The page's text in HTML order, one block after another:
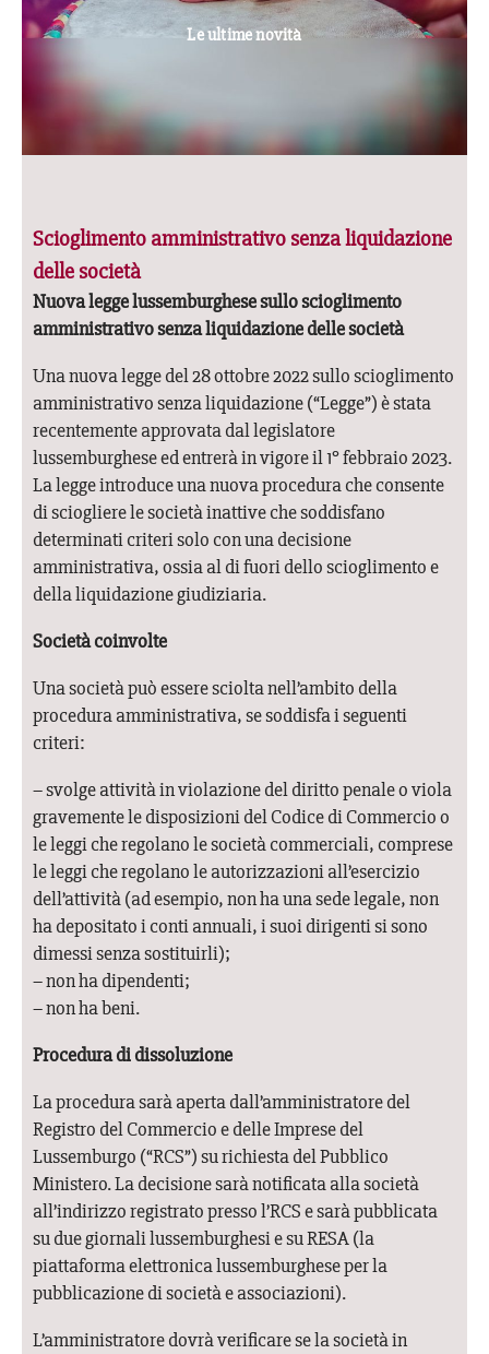
Le ultime novità
Scioglimento amministrativo senza liquidazione
delle società
Nuova legge lussemburghese sullo scioglimento
amministrativo senza liquidazione delle società
Una nuova legge del 28 ottobre 2022 sullo scioglimento
amministrativo senza liquidazione (“Legge”) è stata
recentemente approvata dal legislatore
lussemburghese ed entrerà in vigore il 1° febbraio 2023.
La legge introduce una nuova procedura che consente
di sciogliere le società inattive che soddisfano
determinati criteri solo con una decisione
amministrativa, ossia al di fuori dello scioglimento e
della liquidazione giudiziaria.
Società coinvolte
Una società può essere sciolta nell’ambito della
procedura amministrativa, se soddisfa i seguenti
criteri:
– svolge attività in violazione del diritto penale o viola
gravemente le disposizioni del Codice di Commercio o
le leggi che regolano le società commerciali, comprese
le leggi che regolano le autorizzazioni all’esercizio
dell’attività (ad esempio, non ha una sede legale, non
ha depositato i conti annuali, i suoi dirigenti si sono
dimessi senza sostituirli);
– non ha dipendenti;
– non ha beni.
Procedura di dissoluzione
La procedura sarà aperta dall’amministratore del
Registro del Commercio e delle Imprese del
Lussemburgo (“RCS”) su richiesta del Pubblico
Ministero. La decisione sarà notificata alla società
all’indirizzo registrato presso l’RCS e sarà pubblicata
su due giornali lussemburghesi e su RESA (la
piattaforma elettronica lussemburghese per la
pubblicazione di società e associazioni).
L’amministratore dovrà verificare se la società in